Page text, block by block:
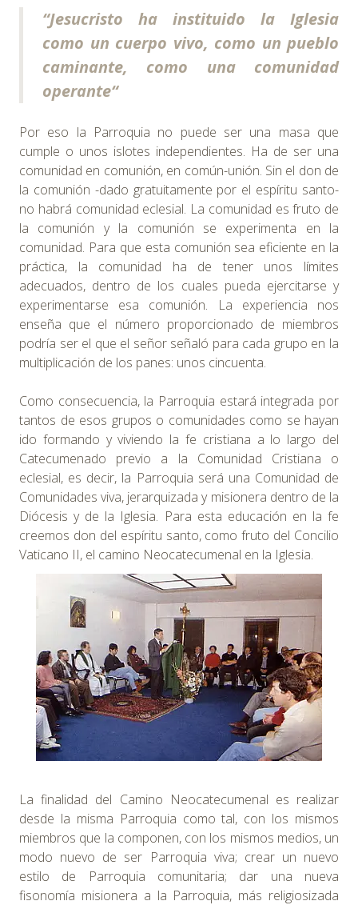
“Jesucristo ha instituido la Iglesia
como un cuerpo vivo, como un pueblo
caminante, como una comunidad
operante“
Por eso la Parroquia no puede ser una masa que
cumple o unos islotes independientes. Ha de ser una
comunidad en comunión, en común-unión. Sin el don de
la comunión -dado gratuitamente por el espíritu santo-
no habrá comunidad eclesial. La comunidad es fruto de
la comunión y la comunión se experimenta en la
comunidad. Para que esta comunión sea eficiente en la
práctica, la comunidad ha de tener unos límites
adecuados, dentro de los cuales pueda ejercitarse y
experimentarse esa comunión. La experiencia nos
enseña que el número proporcionado de miembros
podría ser el que el señor señaló para cada grupo en la
multiplicación de los panes: unos cincuenta.
Como consecuencia, la Parroquia estará integrada por
tantos de esos grupos o comunidades como se hayan
ido formando y viviendo la fe cristiana a lo largo del
Catecumenado previo a la Comunidad Cristiana o
eclesial, es decir, la Parroquia será una Comunidad de
Comunidades viva, jerarquizada y misionera dentro de la
Diócesis y de la Iglesia. Para esta educación en la fe
creemos don del espíritu santo, como fruto del Concilio
Vaticano II, el camino Neocatecumenal en la Iglesia.
La finalidad del Camino Neocatecumenal es realizar
desde la misma Parroquia como tal, con los mismos
miembros que la componen, con los mismos medios, un
modo nuevo de ser Parroquia viva; crear un nuevo
estilo de Parroquia comunitaria; dar una nueva
fisonomía misionera a la Parroquia, más religiosizada